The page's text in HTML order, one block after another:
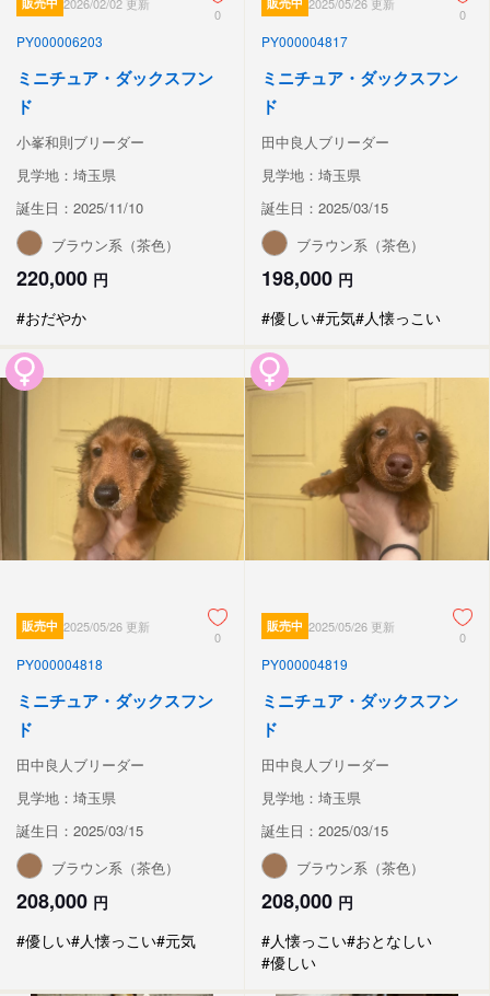
0
PY000006203
ミニチュア・ダックスフン
ド
小峯和則ブリーダー
見学地：埼玉県
誕生日：2025/11/10
ブラウン系（茶色）
220,000 円
#おだやか
0
PY000004817
ミニチュア・ダックスフン
ド
田中良人ブリーダー
見学地：埼玉県
誕生日：2025/03/15
ブラウン系（茶色）
198,000 円
#優しい#元気#人懐っこい
販売中 2025/05/26 更新
0
PY000004818
ミニチュア・ダックスフン
ド
田中良人ブリーダー
見学地：埼玉県
誕生日：2025/03/15
ブラウン系（茶色）
208,000 円
#優しい#人懐っこい#元気
販売中 2025/05/26 更新
0
PY000004819
ミニチュア・ダックスフン
ド
田中良人ブリーダー
見学地：埼玉県
誕生日：2025/03/15
ブラウン系（茶色）
208,000 円
#人懐っこい#おとなしい
#優しい